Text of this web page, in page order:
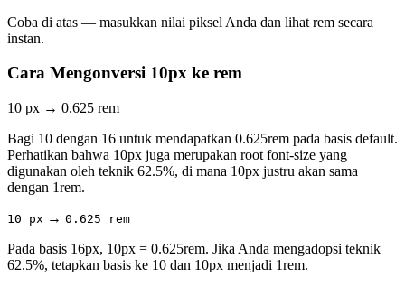
Coba di atas — masukkan nilai piksel Anda dan lihat rem secara
instan.
Cara Mengonversi 10px ke rem
10 px → 0.625 rem
Bagi 10 dengan 16 untuk mendapatkan 0.625rem pada basis default.
Perhatikan bahwa 10px juga merupakan root font-size yang
digunakan oleh teknik 62.5%, di mana 10px justru akan sama
dengan 1rem.
10 px → 0.625 rem
Pada basis 16px, 10px = 0.625rem. Jika Anda mengadopsi teknik
62.5%, tetapkan basis ke 10 dan 10px menjadi 1rem.